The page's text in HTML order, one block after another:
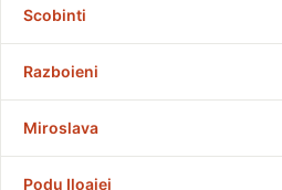
Scobinti
Razboieni
Miroslava
Podu Iloaiei